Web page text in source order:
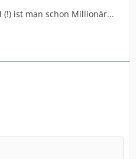
(!) ist man schon Millionär...